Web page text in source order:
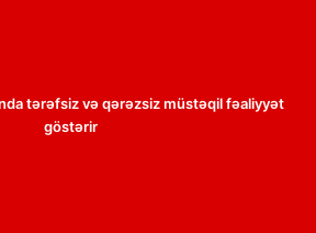
tərəfsiz və qərəzsiz müstəqil fəaliyyət
göstərir